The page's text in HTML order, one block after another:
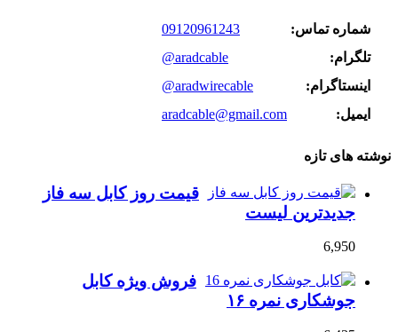
شماره تماس:
09120961243
تلگرام:
@aradcable
اینستاگرام:
@aradwirecable
ایمیل:
aradcable@gmail.com
نوشته های تازه
قیمت روز کابل سه فاز
جدیدترین لیست
6,950
فروش ویژه کابل
جوشکاری نمره ۱۶